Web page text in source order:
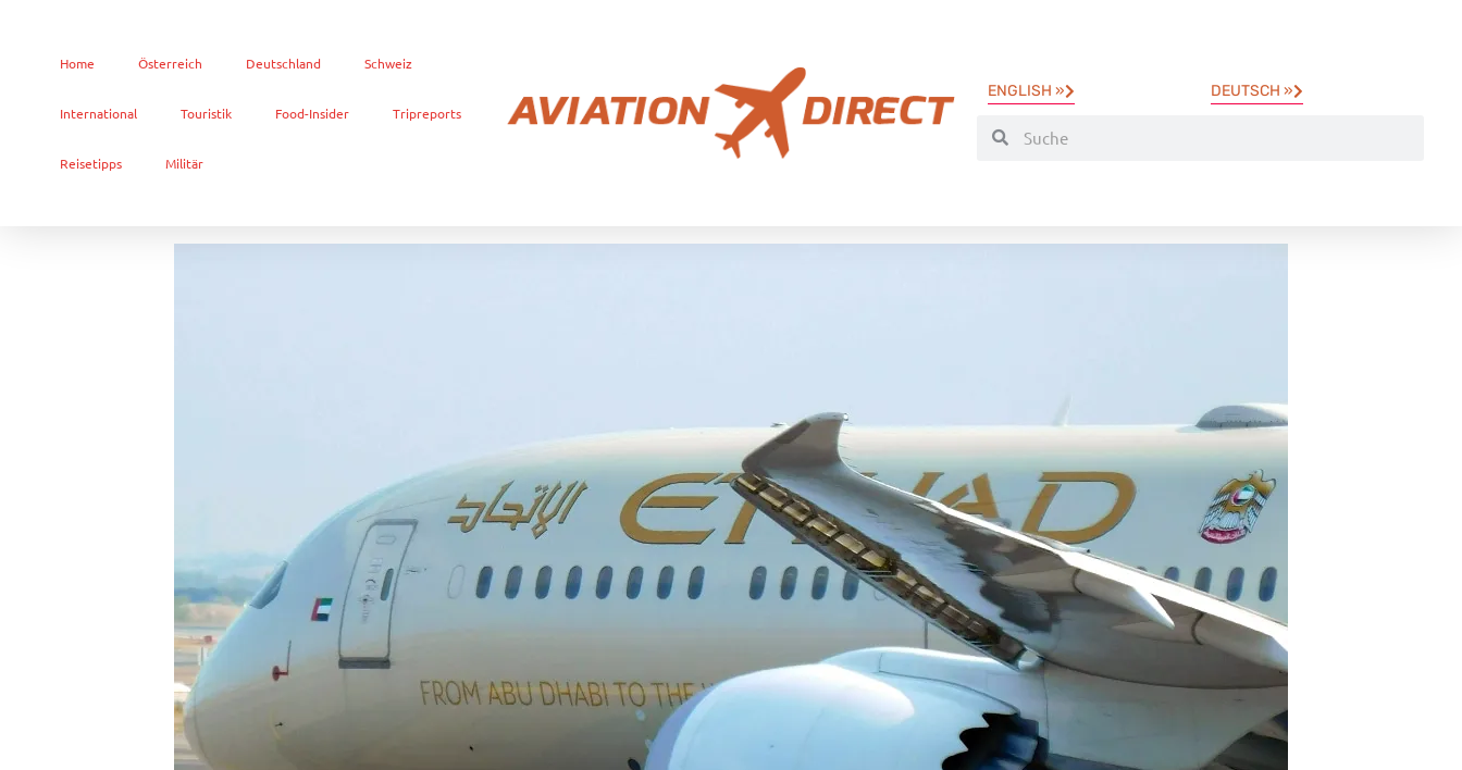
Home Österreich Deutschland Schweiz
International Touristik Food-Insider Tripreports
Reisetipps Militär
ENGLISH » DEUTSCH »